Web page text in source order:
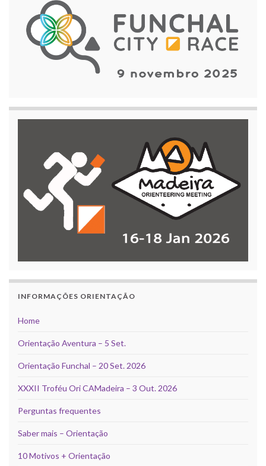
INFORMAÇÕES ORIENTAÇÃO
Home
Orientação Aventura – 5 Set.
Orientação Funchal – 20 Set. 2026
XXXII Troféu Ori CAMadeira – 3 Out. 2026
Perguntas frequentes
Saber mais – Orientação
10 Motivos + Orientação